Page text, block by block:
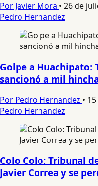
Por Javier Mora • 26 de
Pedro Hernandez
Golpe a Huachipato:
sancionó a mil
Por Pedro Hernandez •
Pedro Hernandez
Colo Colo: Tribunal
Javier Correa y se